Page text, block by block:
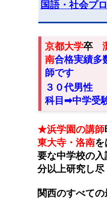
国語・社会プ
京都大学卒
南合格実績多
師です
３０代
科目➡︎中学受
★浜学園の講師
東大寺・洛南
要な中学校の
分以上研究し尽
関西のすべて